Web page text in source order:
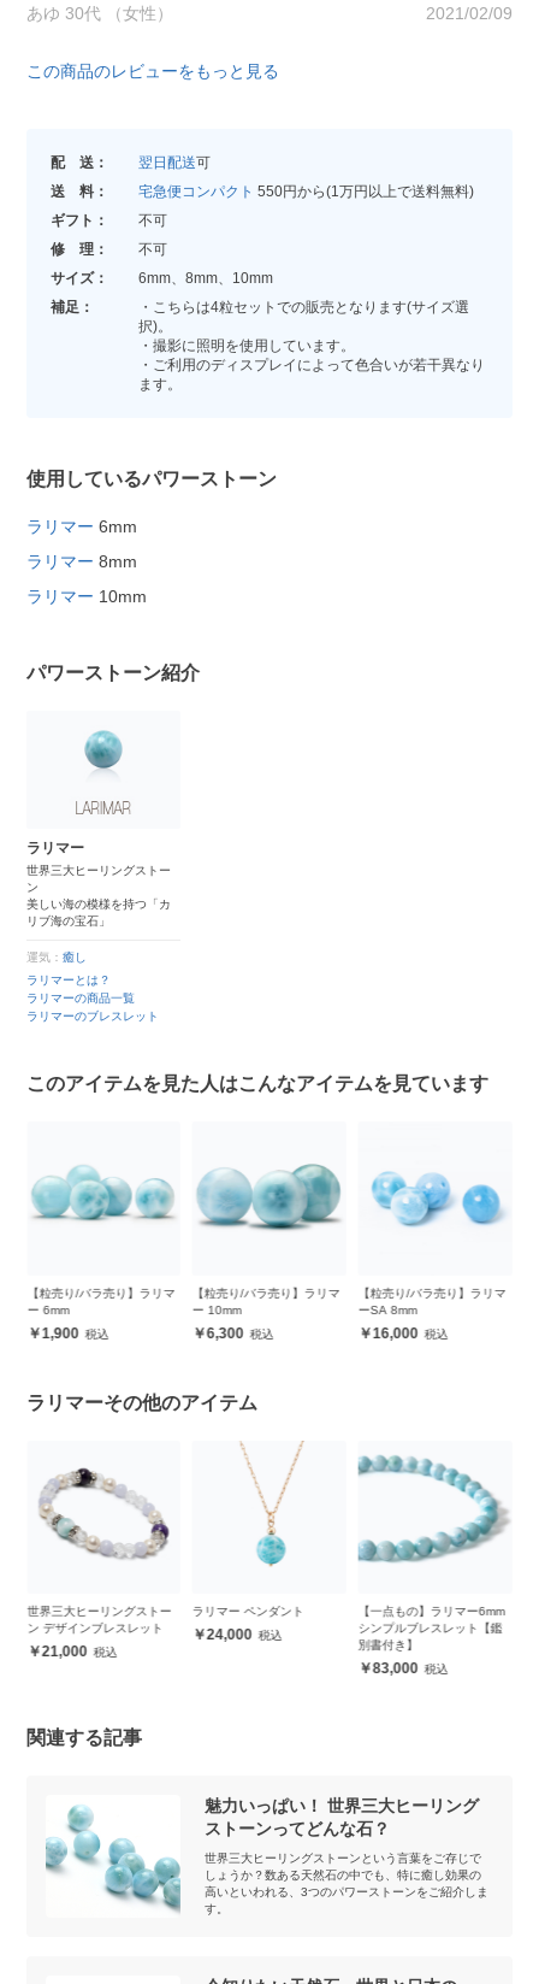
あゆ 30代 （女性） 2021/02/09
この商品のレビューをもっと見る
配 送： 翌日配送可
送 料：
宅急便コンパクト 550円から(1万円以上で送料無料)
ギフト：
不可
修 理：
不可
サイズ：
6mm、8mm、10mm
補足：
・こちらは4粒セットでの販売となります(サイズ選
択)。
・撮影に照明を使用しています。
・ご利用のディスプレイによって色合いが若干異なり
ます。
使用しているパワーストーン
ラリマー 6mm
ラリマー 8mm
ラリマー 10mm
パワーストーン紹介
ラリマー
世界三大ヒーリングストー
ン
美しい海の模様を持つ「カ
リブ海の宝石」
運気：癒し
ラリマーとは？
ラリマーの商品一覧
ラリマーのブレスレット
このアイテムを見た人はこんなアイテムを見ています
【粒売り/バラ売り】ラリマ
ー 6mm
1,900
【粒売り/バラ売り】ラリマ
ー 10mm
6,300
【粒売り/バラ売り】ラリマ
ーSA 8mm
16,000
ラリマーその他のアイテム
世界三大ヒーリングストー
ン デザインブレスレット
21,000
ラリマー ペンダント
24,000
【一点もの】ラリマー6mm
シンプルブレスレット【鑑
別書付き】
83,000
関連する記事
魅力いっぱい！ 世界三大ヒーリング
ストーンってどんな石？
世界三大ヒーリングストーンという言葉をご存じで
しょうか？数ある天然石の中でも、特に癒し効果の
高いといわれる、3つのパワーストーンをご紹介しま
す。